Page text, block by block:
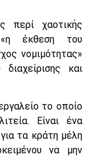
περί χαοτικής
«η έκθεση του
νομιμότητας»
και
το οποίο
Είναι ένα
τα κράτη μέλη
να μην